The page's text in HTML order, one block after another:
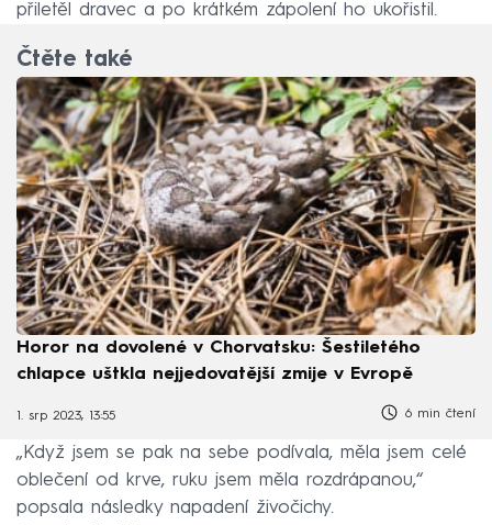
přiletěl dravec a po krátkém zápolení ho ukořistil.
Čtěte také
Horor na dovolené v Chorvatsku: Šestiletého
chlapce uštkla nejjedovatější zmije v Evropě
1. srp 2023, 13:55 6 min čtení
„Když jsem se pak na sebe podívala, měla jsem celé
oblečení od krve, ruku jsem měla rozdrápanou,“
popsala následky napadení živočichy.